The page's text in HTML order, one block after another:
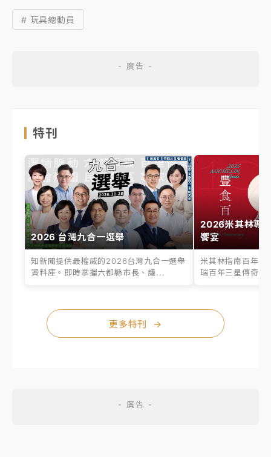
# 玩具總動員
特刊
2026 台灣九合一選舉
知新聞提供最權威的2026台灣九合一選舉
資料庫。即時掌握六都縣市長、議...
2026米其林專
饗宴
米其林指南百年之
瑞百年三星傳奇、
更多特刊 →